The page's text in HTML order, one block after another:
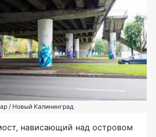
/ Новый Калининград
нависающий над островом